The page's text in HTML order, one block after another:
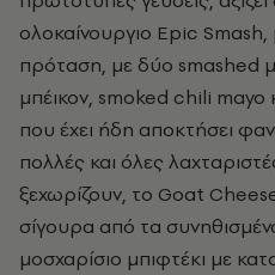
ολοκαίνουργιο Epic Smash,
πρόταση, με δύο smashed
μπέικον, smoked chili mayo
που έχει ήδη αποκτήσει
πολλές και όλες
ξεχωρίζουν, το Goat
σίγουρα από τα
μοσχαρίσιο μπιφτέκι με